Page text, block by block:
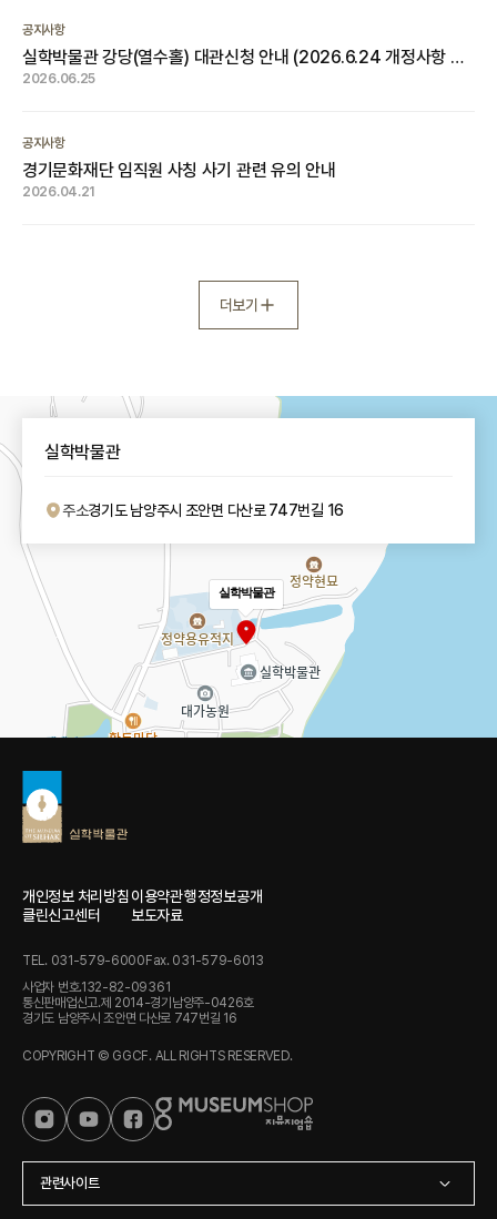
공지사항
실학박물관 강당(열수홀) 대관신청 안내 (2026.6.24 개정사항 반
영)
2026.06.25
공지사항
경기문화재단 임직원 사칭 사기 관련 유의 안내
2026.04.21
더보기
실학박물관
실학박물관
주소경기도 남양주시 조안면 다산로 747번길 16
개인정보 처리방침이용약관행정정보공개
클린신고센터
보도자료
TEL. 031-579-6000Fax. 031-579-6013
사업자 번호.132-82-09361
통신판매업신고.제 2014-경기남양주-0426호
경기도 남양주시 조안면 다산로 747번길 16
COPYRIGHT © GGCF. ALL RIGHTS RESERVED.
관련사이트